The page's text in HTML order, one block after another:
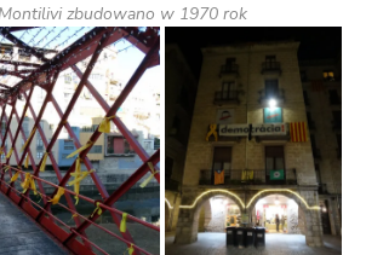
zbudowano w 1970 rok